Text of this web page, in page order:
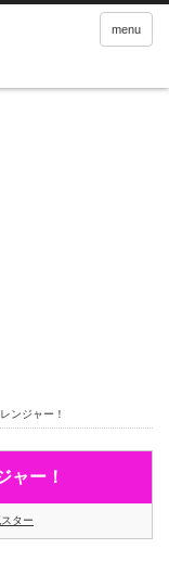
menu
ンジャー！
ャー！
ター